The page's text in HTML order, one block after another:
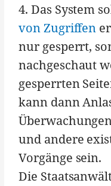
4. Das System
von Zugriffen
nur gesperrt,
nachgeschaut
gesperrten
kann dann
und andere
Vorgänge sein.
Die